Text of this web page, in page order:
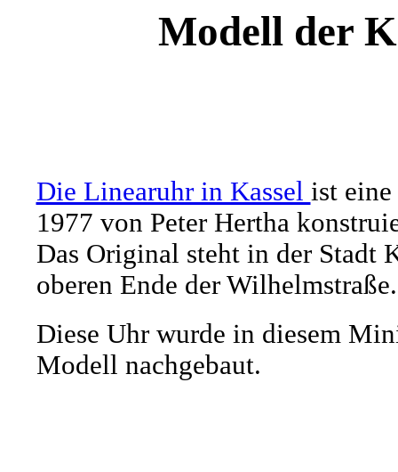
Modell der
Die Linearuhr in Kassel ist eine
1977 von Peter Hertha
Das Original steht in der Stadt
oberen Ende der Wilhelmstraße.
Diese Uhr wurde in diesem
Modell nachgebaut.